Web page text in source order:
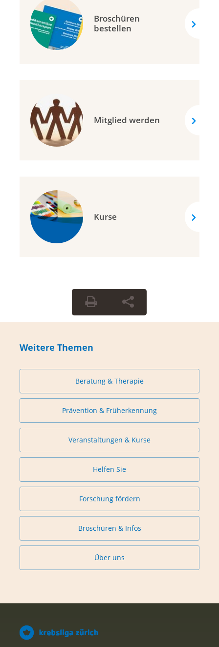
Broschüren
bestellen
Mitglied werden
Kurse
Weitere Themen
Beratung & Therapie
Prävention & Früherkennung
Veranstaltungen & Kurse
Helfen Sie
Forschung fördern
Broschüren & Infos
Über uns